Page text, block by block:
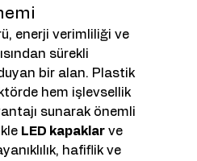
enerji verimliliği ve
sürekli
bir alan. Plastik
hem işlevsellik
sunarak önemli
LED kapaklar ve
hafiflik ve